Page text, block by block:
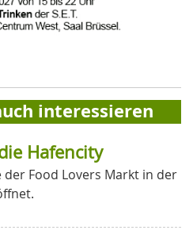
interessieren
Hafencity
Food Lovers Markt in der